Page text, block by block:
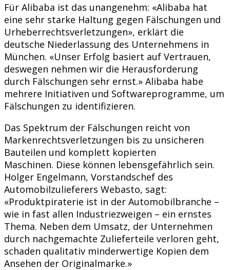
Für Alibaba ist das unangenehm: «Alibaba hat
eine sehr starke Haltung gegen Fälschungen und
Urheberrechtsverletzungen», erklärt die
deutsche Niederlassung des Unternehmens in
München. «Unser Erfolg basiert auf Vertrauen,
deswegen nehmen wir die Herausforderung
durch Fälschungen sehr ernst.» Alibaba habe
mehrere Initiativen und Softwareprogramme, um
Fälschungen zu identifizieren.
Das Spektrum der Fälschungen reicht von
Markenrechtsverletzungen bis zu unsicheren
Bauteilen und komplett kopierten
Maschinen. Diese können lebensgefährlich sein.
Holger Engelmann, Vorstandschef des
Automobilzulieferers Webasto, sagt:
«Produktpiraterie ist in der Automobilbranche –
wie in fast allen Industriezweigen – ein ernstes
Thema. Neben dem Umsatz, der Unternehmen
durch nachgemachte Zulieferteile verloren geht,
schaden qualitativ minderwertige Kopien dem
Ansehen der Originalmarke.»